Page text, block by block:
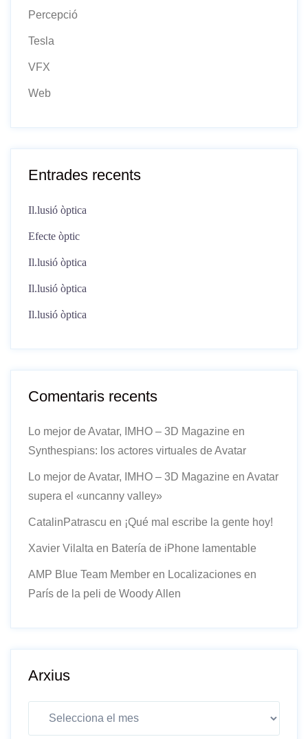
Percepció
Tesla
VFX
Web
Entrades recents
Il.lusió òptica
Efecte òptic
Il.lusió òptica
Il.lusió òptica
Il.lusió òptica
Comentaris recents
Lo mejor de Avatar, IMHO – 3D Magazine en
Synthespians: los actores virtuales de Avatar
Lo mejor de Avatar, IMHO – 3D Magazine en Avatar
supera el «uncanny valley»
CatalinPatrascu en ¡Qué mal escribe la gente hoy!
Xavier Vilalta en Batería de iPhone lamentable
AMP Blue Team Member en Localizaciones en
París de la peli de Woody Allen
Arxius